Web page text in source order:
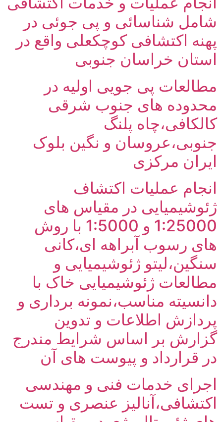
شناسائی و پی جوئی در
اکتشافی کوچکعلی واقع در
خراسان جنوبی
پی جویی اولیه در
های جنوب شرقی
پلنگ
و نگین بلوک
مرکزی
عملیات اکتشاف
در مقیاس های
1:25000 و 1:5000 با روش
آبراهه ای،کانی
ژئوشیمیایی و
ژئوشیمیایی خاک با
مناسب،نمونه برداری و
اطلاعات و تدوین
بر اساس شرایط مندرج
و پیوست های آن
خدمات فنی و مهندسی
عنصری و تست